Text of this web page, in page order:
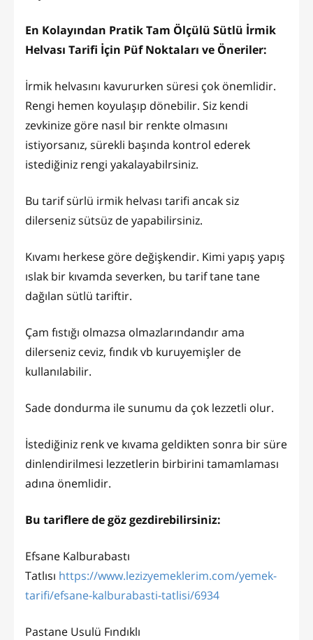
En Kolayından Pratik Tam Ölçülü Sütlü İrmik
Helvası Tarifi İçin Püf Noktaları ve Öneriler:
İrmik helvasını kavururken süresi çok önemlidir.
Rengi hemen koyulaşıp dönebilir. Siz kendi
zevkinize göre nasıl bir renkte olmasını
istiyorsanız, sürekli başında kontrol ederek
istediğiniz rengi yakalayabilrsiniz.
Bu tarif sürlü irmik helvası tarifi ancak siz
dilerseniz sütsüz de yapabilirsiniz.
Kıvamı herkese göre değişkendir. Kimi yapış yapış
ıslak bir kıvamda severken, bu tarif tane tane
dağılan sütlü tariftir.
Çam fıstığı olmazsa olmazlarındandır ama
dilerseniz ceviz, fındık vb kuruyemişler de
kullanılabilir.
Sade dondurma ile sunumu da çok lezzetli olur.
İstediğiniz renk ve kıvama geldikten sonra bir süre
dinlendirilmesi lezzetlerin birbirini tamamlaması
adına önemlidir.
Bu tariflere de göz gezdirebilirsiniz:
Efsane Kalburabastı
Tatlısı https://www.lezizyemeklerim.com/yemek-
tarifi/efsane-kalburabasti-tatlisi/6934
Pastane Usulü Fındıklı